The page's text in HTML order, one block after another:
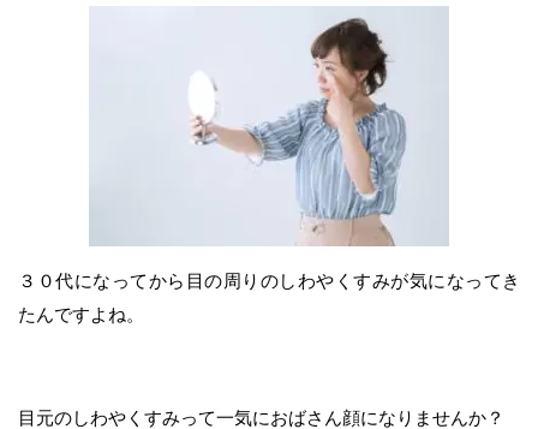
３０代になってから目の周りのしわやくすみが気になってき
たんですよね。
目元のしわやくすみって一気におばさん顔になりませんか？